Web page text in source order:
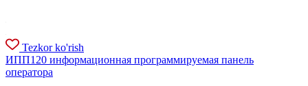
Tezkor ko'rish
ИПП120 информационная программируемая панель
оператора